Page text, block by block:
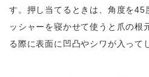
す。押し当てるときは、角度を
ッシャーを寝かせて使うと爪の根
る際に表面に凹凸やシワが入って